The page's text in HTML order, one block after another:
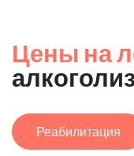
Цены на
Реабилитация